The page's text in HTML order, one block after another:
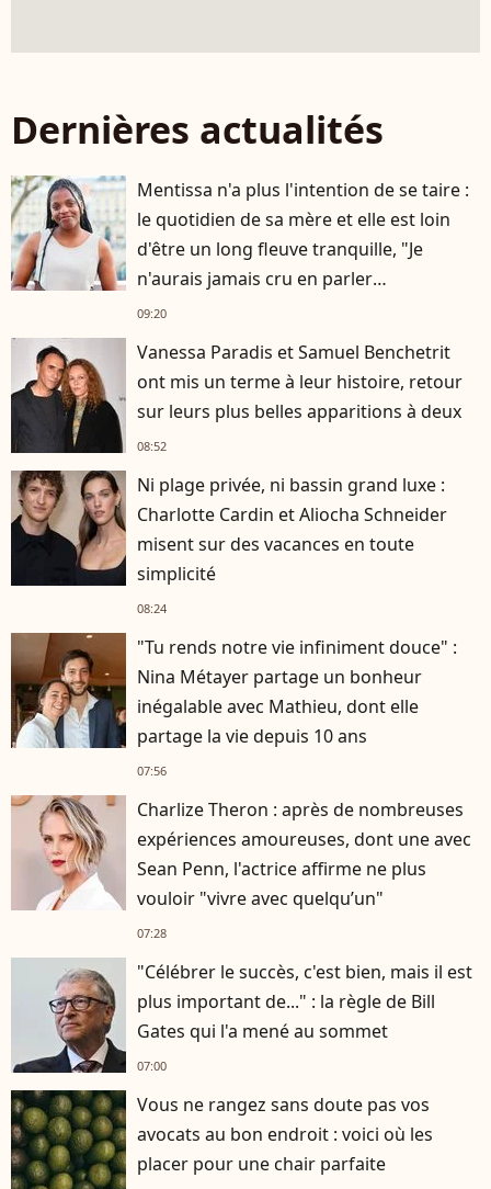
Dernières actualités
Mentissa n'a plus l'intention de se taire :
le quotidien de sa mère et elle est loin
d'être un long fleuve tranquille, "Je
n'aurais jamais cru en parler
publiquement"
09:20
Vanessa Paradis et Samuel Benchetrit
ont mis un terme à leur histoire, retour
sur leurs plus belles apparitions à deux
08:52
Ni plage privée, ni bassin grand luxe :
Charlotte Cardin et Aliocha Schneider
misent sur des vacances en toute
simplicité
08:24
"Tu rends notre vie infiniment douce" :
Nina Métayer partage un bonheur
inégalable avec Mathieu, dont elle
partage la vie depuis 10 ans
07:56
Charlize Theron : après de nombreuses
expériences amoureuses, dont une avec
Sean Penn, l'actrice affirme ne plus
vouloir "vivre avec quelqu’un"
07:28
"Célébrer le succès, c'est bien, mais il est
plus important de..." : la règle de Bill
Gates qui l'a mené au sommet
07:00
Vous ne rangez sans doute pas vos
avocats au bon endroit : voici où les
placer pour une chair parfaite